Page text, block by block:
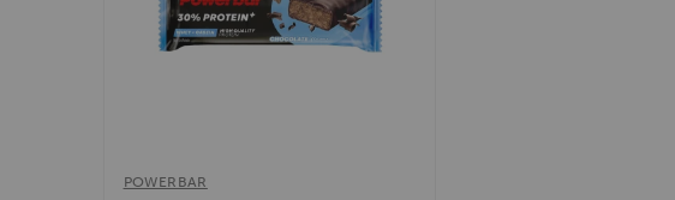
POWERBAR